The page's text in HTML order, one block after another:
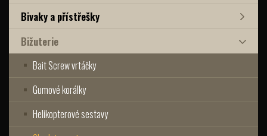
Bivaky a přístřešky
Bižuterie
Bait Screw vrtáčky
Gumové korálky
Helikopterové sestavy